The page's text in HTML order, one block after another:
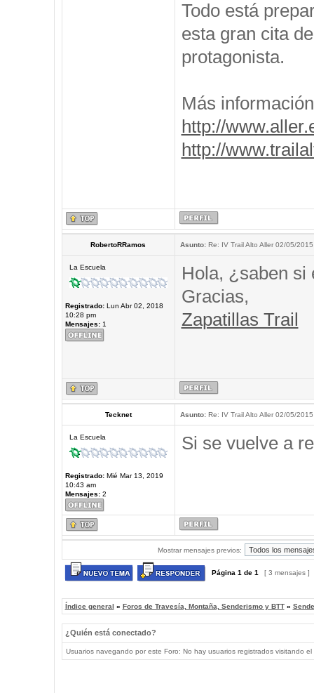
Todo está
esta gran cita
protagonista.
Más
http://
http://
RobertoRRamos Asunto:Re: IV Trail Alto Aller 02/05/2015
La Escuela
Registrado:Lun Abr 02, 2018
10:28 pm
Mensajes:1
Hola, ¿saben si
Gracias,
Zapatillas Trail
Tecknet Asunto:Re: IV Trail Alto Aller 02/05/2015
La Escuela
Registrado:Mié Mar 13, 2019
10:43 am
Mensajes:2
Si se vuelve a
Mostrar mensajes previos:
Página 1 de 1 [ 3 mensajes ]
Índice general » Foros de Travesía, Montaña, Senderismo y BTT»
¿Quién está conectado?
Usuarios navegando por este Foro: No hay usuarios registrados visitando